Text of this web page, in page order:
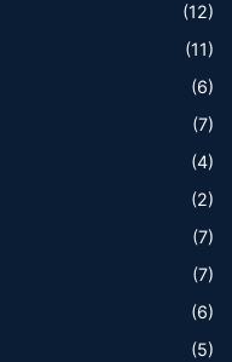
(12)
(11)
(6)
(7)
(4)
(2)
(7)
(7)
(6)
(5)